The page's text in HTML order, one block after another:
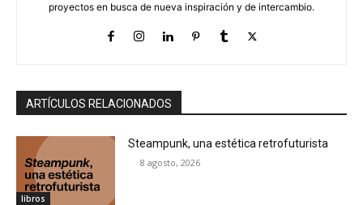
proyectos en busca de nueva inspiración y de intercambio.
ARTÍCULOS RELACIONADOS
libros
Steampunk, una estética retrofuturista
8 agosto, 2026